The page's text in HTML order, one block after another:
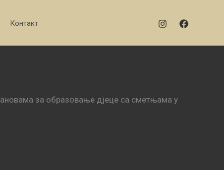
Контакт
за образовање дјеце са сметњама у